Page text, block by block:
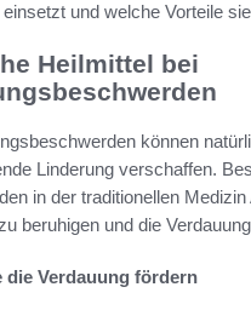
und welche Vorteile
Heilmittel bei
können
Linderung verschaffen.
in der traditionellen
beruhigen und die
die Verdauung fördern